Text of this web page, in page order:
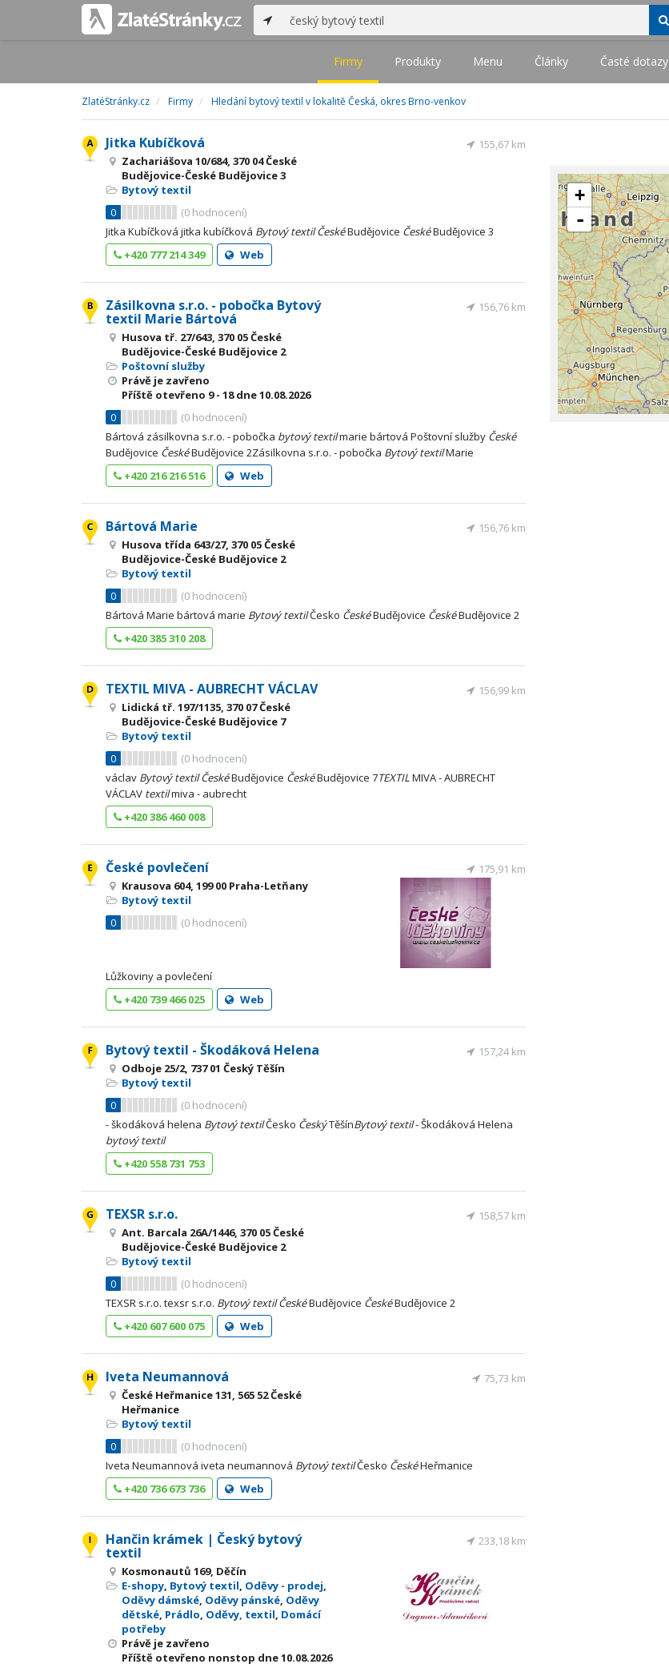
Firmy Produkty Menu Články Časté dotazy
ZlatéStránky.cz Firmy Hledání bytový textil v lokalitě Česká, okres Brno-venkov
Jitka Kubíčková
Zachariášova 10/684, 370 04 České
Budějovice-České Budějovice 3
Bytový textil
0
(0 hodnocení)
155,67 km
Jitka Kubíčková jitka kubíčková Bytový textil ČeskéBudějovice ČeskéBudějovice 3
+420 777 214 349
Web
Zásilkovna s.r.o. - pobočka Bytový
textil Marie Bártová
Husova tř. 27/643, 370 05 České
Budějovice-České Budějovice 2
Poštovní služby
Právě je zavřeno
Příště otevřeno 9 - 18dne 10.08.2026
0
(0 hodnocení)
156,76 km
Bártová zásilkovna s.r.o. - pobočka bytový textilmarie bártová Poštovní služby České
Budějovice ČeskéBudějovice 2Zásilkovna s.r.o. - pobočka Bytový textilMarie
+420 216 216 516
Web
Bártová Marie
Husova třída 643/27, 370 05 České
Budějovice-České Budějovice 2
Bytový textil
0
(0 hodnocení)
156,76 km
Bártová Marie bártová marie Bytový textilČesko ČeskéBudějovice ČeskéBudějovice 2
+420 385 310 208
TEXTIL MIVA - AUBRECHT VÁCLAV
Lidická tř. 197/1135, 370 07 České
Budějovice-České Budějovice 7
Bytový textil
0
(0 hodnocení)
156,99 km
václav Bytový textil ČeskéBudějovice ČeskéBudějovice 7TEXTILMIVA - AUBRECHT
VÁCLAV textilmiva - aubrecht
+420 386 460 008
České povlečení
Krausova 604, 199 00 Praha-Letňany
Bytový textil
0
(0 hodnocení)
175,91 km
Lůžkoviny a povlečení
+420 739 466 025
Web
Bytový textil - Škodáková Helena
Odboje 25/2, 737 01 Český Těšín
Bytový textil
0
(0 hodnocení)
157,24 km
- škodáková helena Bytový textilČesko ČeskýTěšínBytový textil- Škodáková Helena
bytový textil
+420 558 731 753
TEXSR s.r.o.
Ant. Barcala 26A/1446, 370 05 České
Budějovice-České Budějovice 2
Bytový textil
0
(0 hodnocení)
158,57 km
TEXSR s.r.o. texsr s.r.o. Bytový textil ČeskéBudějovice ČeskéBudějovice 2
+420 607 600 075
Web
Iveta Neumannová
České Heřmanice 131, 565 52 České
Heřmanice
Bytový textil
0
(0 hodnocení)
75,73 km
Iveta Neumannová iveta neumannová Bytový textilČesko ČeskéHeřmanice
+420 736 673 736
Web
Hančin krámek | Český bytový
textil
Kosmonautů 169, Děčín
E-shopy, Bytový textil, Oděvy - prodej,
Oděvy dámské, Oděvy pánské, Oděvy
dětské, Prádlo, Oděvy, textil, Domácí
potřeby
Právě je zavřeno
Příště otevřeno nonstop dne 10.08.2026
233,18 km
+
-